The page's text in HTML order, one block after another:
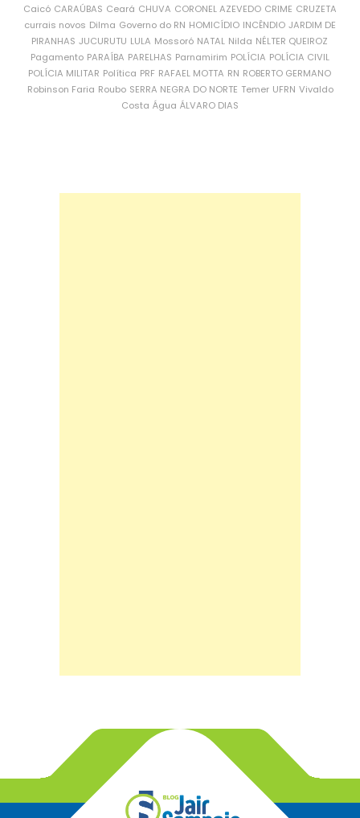
Caicó CARAÚBAS Ceará CHUVA CORONEL AZEVEDO CRIME CRUZETA
currais novos Dilma Governo do RN HOMICÍDIO INCÊNDIO JARDIM DE
PIRANHAS JUCURUTU LULA Mossoró NATAL Nilda NÉLTER QUEIROZ
Pagamento PARAÍBA PARELHAS Parnamirim POLÍCIA POLÍCIA CIVIL
POLÍCIA MILITAR Política PRF RAFAEL MOTTA RN ROBERTO GERMANO
Robinson Faria Roubo SERRA NEGRA DO NORTE Temer UFRN Vivaldo
Costa Água ÁLVARO DIAS